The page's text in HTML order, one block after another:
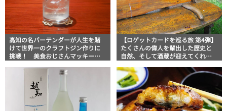
高知の名バーテンダーが人生を賭
けて世界一のクラフトジン作りに
挑戦！ 美食おじさんマッキー牧
【ロゲットカードを巡る旅 第4弾】
たくさんの偉人を輩出した歴史と
自然、そして酒蔵が迎えてくれる